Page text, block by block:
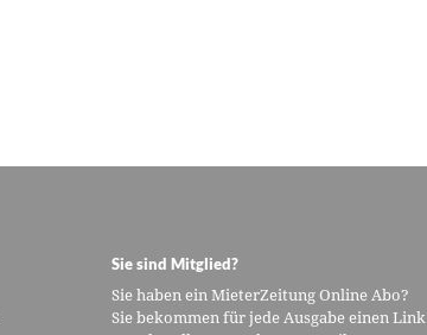
Sie sind Mitglied?
Sie haben ein MieterZeitung Online Abo?
Sie bekommen für jede Ausgabe einen Link